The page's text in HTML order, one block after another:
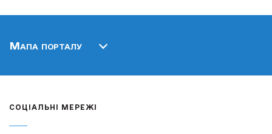
Мапа порталу
СОЦІАЛЬНІ МЕРЕЖІ